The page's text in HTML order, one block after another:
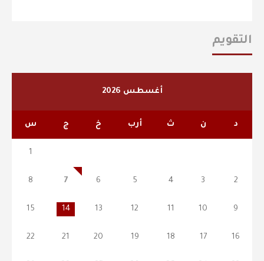
التقويم
أغسطس 2026
د ن ث أرب خ ج س
1
2
3
4
5
6
7
8
9
10
11
12
13
14
15
16
17
18
19
20
21
22